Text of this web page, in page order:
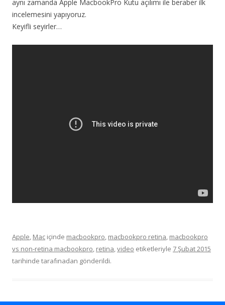
aynı zamanda Apple MacbookPro Kutu açılımı ile beraber ilk
incelemesini yapıyoruz.
Keyifli seyirler…
Apple, Mac içinde macbookpro, macbookpro retina, macbookpro
vs non-retina macbookpro, retina,video etiketleriyle 7 Şubat 2015
tarihinde tarafınadan gönderildi.